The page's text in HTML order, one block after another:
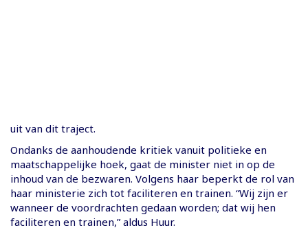
uit van dit traject.
Ondanks de aanhoudende kritiek vanuit politieke en
maatschappelijke hoek, gaat de minister niet in op de
inhoud van de bezwaren. Volgens haar beperkt de rol van
haar ministerie zich tot faciliteren en trainen. “Wij zijn er
wanneer de voordrachten gedaan worden; dat wij hen
faciliteren en trainen,” aldus Huur.